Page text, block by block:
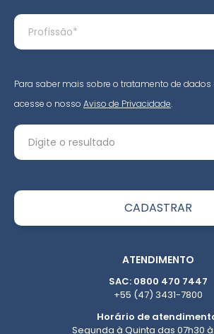
Para saber mais sobre o tratamento de dados
acesse o nosso Aviso de Privacidade.
ATENDIMENTO
SAC: 0800 470 7447
+55 (47) 3431-7800
Horário de
Segunda à Quinta das 07h30